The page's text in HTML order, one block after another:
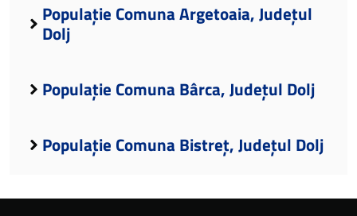
Populație Comuna Argetoaia, Județul
Dolj
Populație Comuna Bârca, Județul Dolj
Populație Comuna Bistreț, Județul Dolj